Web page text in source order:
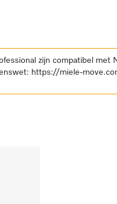
zijn compatibel
https://miele-